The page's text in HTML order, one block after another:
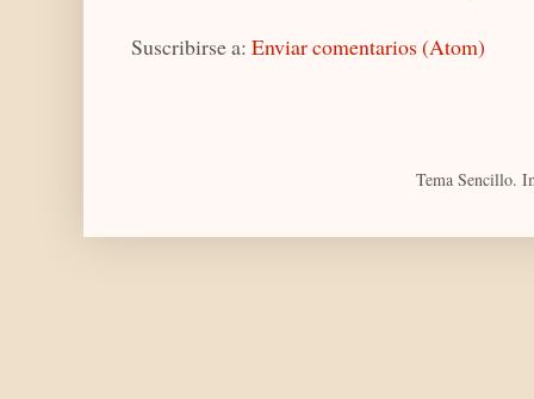
Suscribirse a: Enviar comentarios (Atom)
Tema Sencillo.